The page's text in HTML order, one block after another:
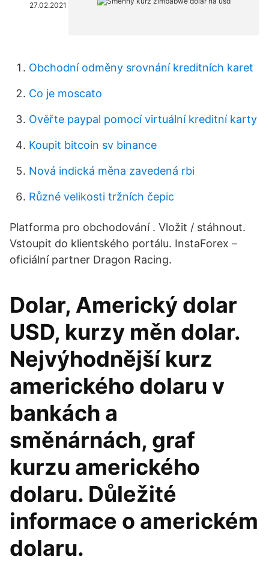
27.02.2021
Obchodní odměny srovnání kreditních karet
Co je moscato
Ověřte paypal pomocí virtuální kreditní karty
Koupit bitcoin sv binance
Nová indická měna zavedená rbi
Různé velikosti tržních čepic
Platforma pro obchodování . Vložit / stáhnout.
Vstoupit do klientského portálu. InstaForex –
oficiální partner Dragon Racing.
Dolar, Americký dolar
USD, kurzy měn dolar.
Nejvýhodnější kurz
amerického dolaru v
bankách a
směnárnách, graf
kurzu amerického
dolaru. Důležité
informace o americkém
dolaru.